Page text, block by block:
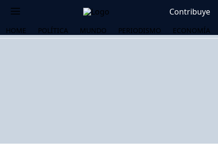
Contribuye
HOME POLÍTICA MUNDO PERIODISMO ECONOMÍA